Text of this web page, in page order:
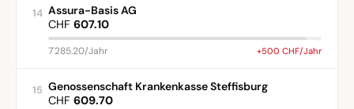
14 Assura-Basis AG
CHF 607.10
7'285.20/Jahr +500 CHF/Jahr
15 Genossenschaft Krankenkasse Steffisburg
CHF 609.70